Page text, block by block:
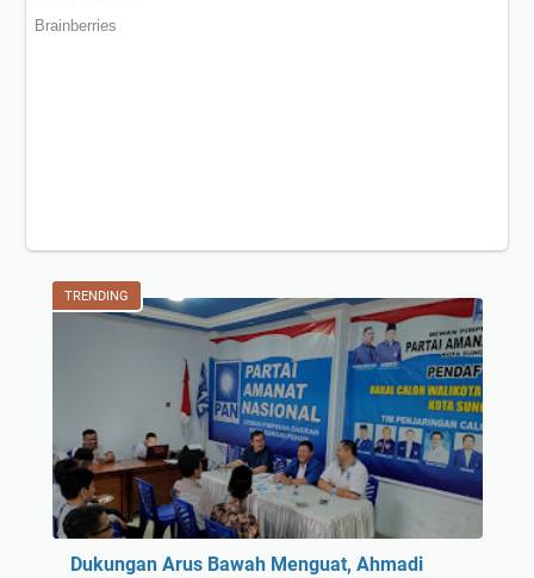
TRENDING
Dukungan Arus Bawah Menguat, Ahmadi